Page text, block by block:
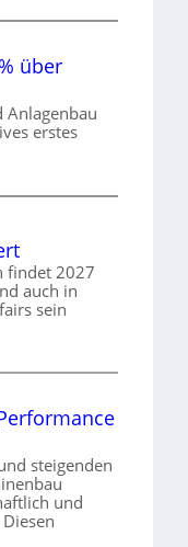
über
Anlagenbau
erstes
findet 2027
auch in
sein
steigenden
und